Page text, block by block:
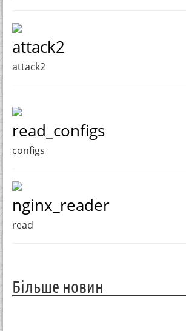
attack2
attack2
read_configs
configs
nginx_reader
read
Більше новин